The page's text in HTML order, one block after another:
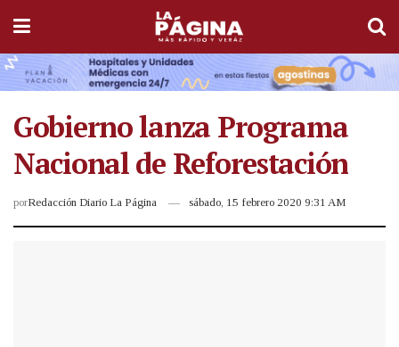
Gobierno lanza Programa
Nacional de Reforestación
porRedacción Diario La Página sábado, 15 febrero 2020 9:31 AM